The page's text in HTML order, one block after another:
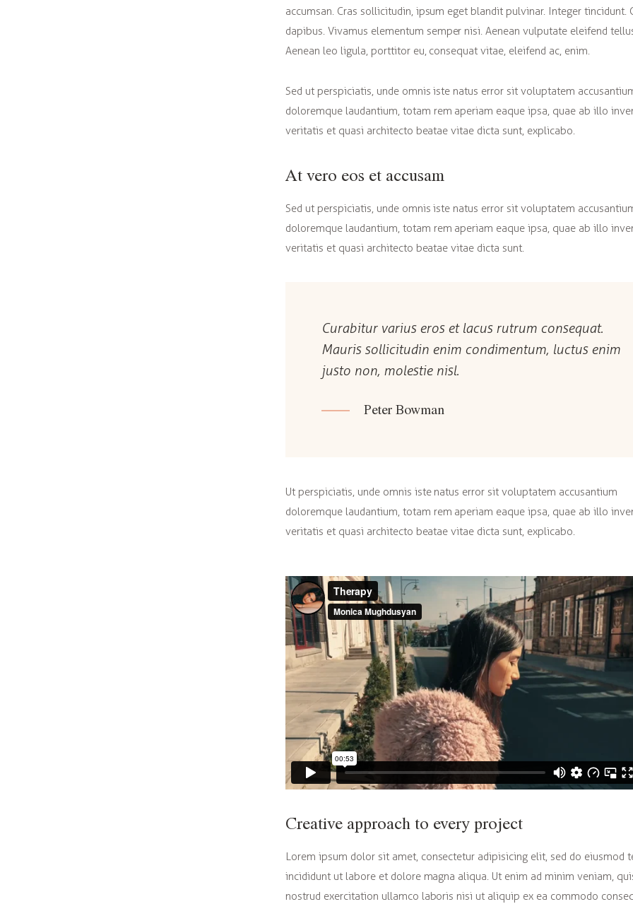
accumsan. Cras sollicitudin, ipsum eget blandit pulvinar. Integer tincidunt.
dapibus. Vivamus elementum semper nisi. Aenean vulputate eleifend
Aenean leo ligula, porttitor eu, consequat vitae, eleifend ac, enim.
Sed ut perspiciatis, unde omnis iste natus error sit voluptatem
doloremque laudantium, totam rem aperiam eaque ipsa, quae ab illo
veritatis et quasi architecto beatae vitae dicta sunt, explicabo.
At vero eos et accusam
Sed ut perspiciatis, unde omnis iste natus error sit voluptatem
doloremque laudantium, totam rem aperiam eaque ipsa, quae ab illo
veritatis et quasi architecto beatae vitae dicta sunt.
Curabitur varius eros et lacus rutrum consequat.
Mauris sollicitudin enim condimentum, luctus enim
justo non, molestie nisl.
Peter Bowman
Ut perspiciatis, unde omnis iste natus error sit voluptatem accusantium
doloremque laudantium, totam rem aperiam eaque ipsa, quae ab illo
veritatis et quasi architecto beatae vitae dicta sunt, explicabo.
Creative approach to every project
Lorem ipsum dolor sit amet, consectetur adipisicing elit, sed do eiusmod
incididunt ut labore et dolore magna aliqua. Ut enim ad minim veniam,
nostrud exercitation ullamco laboris nisi ut aliquip ex ea commodo